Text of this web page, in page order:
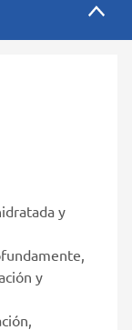
y
y